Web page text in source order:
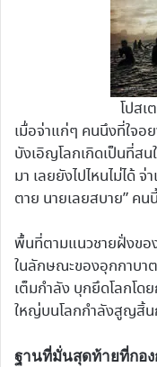
โปสเ
เมื่อจ่าแก่ๆ คนนึงที่ใจอ
บังเอิญโลกเกิดเป็นที่ส
มา เลยยังไปไหนไม่ได้
ตาย นายเลยสบาย” ค
พื้นที่ตามแนวชายฝั่งขอ
ในลักษณะของอุกกาบา
เต็มกำลัง บุกยึดโลกโด
ใหญ่บนโลกกำลังสูญสิ้
ฐานที่มั่นสุดท้ายที่กอง